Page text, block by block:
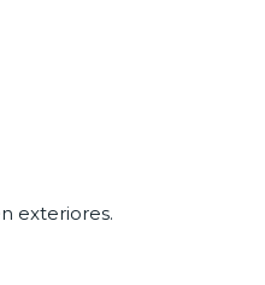
exteriores.